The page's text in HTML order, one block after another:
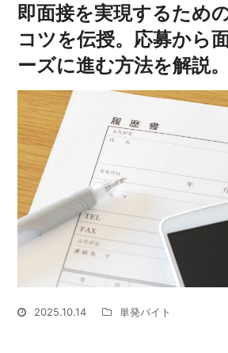
即面接を実現するため
コツを伝授。応募から
ーズに進む方法を解説。
2025.10.14 単発バイト